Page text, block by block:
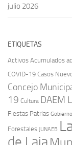
julio 2026
ETIQUETAS
Activos Acumulados
COVID-19 Casos
Concejo
19 Cultura DAEM
Fiestas Patrias
Forestales JUNAEB